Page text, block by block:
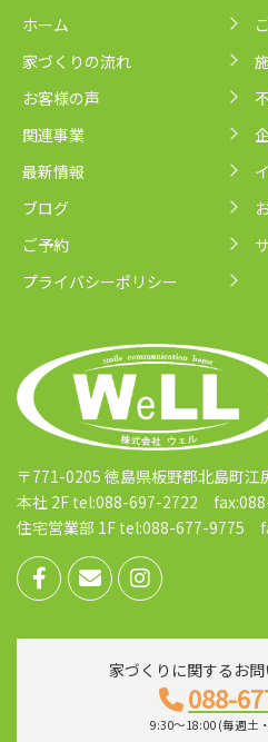
ホーム
家づくりの流れ
お客様の声
関連事業
最新情報
ブログ
ご予約
プライバシーポリシー
〒771-0205 徳島県板野郡北島町江
本社 2F tel:088-697-2722
住宅営業部 1F tel:088-677-9775
家づくりに関するお
088-
9:30～18:00 (毎週土